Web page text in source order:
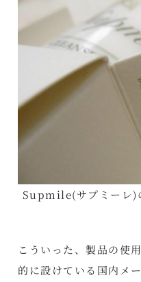
Supmile(サプミーレ)
こういった、製品の使
的に設けている国内メ